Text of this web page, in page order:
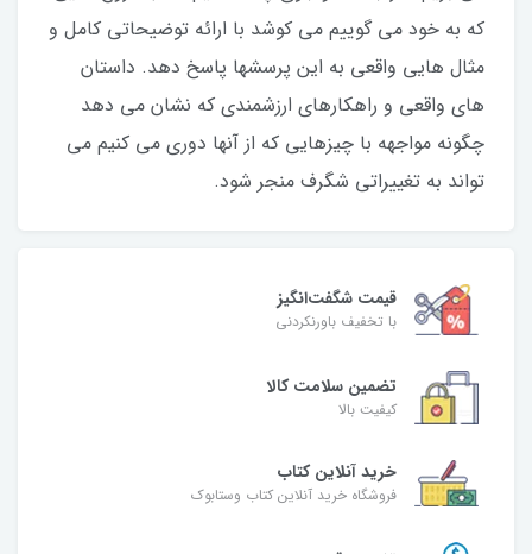
که به خود می گوییم می کوشد با ارائه توضیحاتی کامل و
مثال هایی واقعی به این پرسشها پاسخ دهد. داستان
های واقعی و راهکارهای ارزشمندی که نشان می دهد
چگونه مواجهه با چیزهایی که از آنها دوری می کنیم می
تواند به تغییراتی شگرف منجر شود.
قیمت شگفت‌انگیز
با تخفیف باورنکردنی
تضمین سلامت کالا
کیفیت بالا
خرید آنلاین کتاب
فروشگاه خرید آنلاین کتاب وستابوک